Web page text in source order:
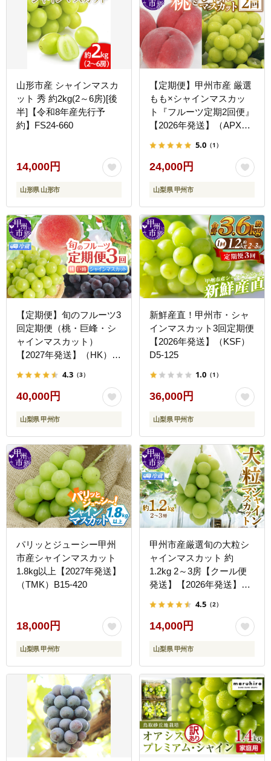
山形市産 シャインマスカ
ット 秀 約2kg(2～6房)[後
半]【令和8年産先行予
約】FS24-660
14,000円
山形県 山形市
【定期便】甲州市産 厳選
もも×シャインマスカッ
ト『フルーツ定期2回便』
【2026年発送】（APX）
5.0 （1）
24,000円
山梨県 甲州市
【定期便】旬のフルーツ3
回定期便（桃・巨峰・シ
ャインマスカット）
【2027年発送】（HK）
4.3 （3）
40,000円
山梨県 甲州市
新鮮産直！甲州市・シャ
インマスカット3回定期便
【2026年発送】（KSF）
D5-125
1.0 （1）
36,000円
山梨県 甲州市
パリッとジューシー甲州
市産シャインマスカット
1.8kg以上【2027年発送】
（TMK）B15-420
18,000円
山梨県 甲州市
甲州市産厳選旬の大粒シ
ャインマスカット 約
1.2kg 2～3房【クール便
発送】【2026年発送】
4.5 （2）
14,000円
山梨県 甲州市